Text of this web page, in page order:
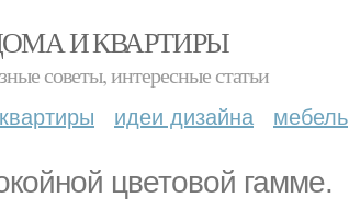
И КВАРТИРЫ
советы, интересные статьи
идеи дизайна мебель
цветовой гамме.